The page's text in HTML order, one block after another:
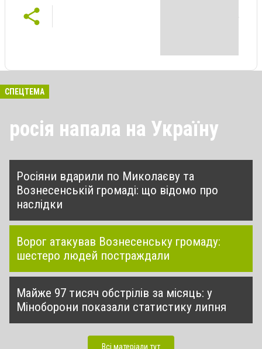
СПЕЦТЕМА
росія напала на Україну
Росіяни вдарили по Миколаєву та
Вознесенській громаді: що відомо про
наслідки
Ворог атакував Вознесенську громаду:
шестеро людей постраждали
Майже 97 тисяч обстрілів за місяць: у
Міноборони показали статистику липня
Всі матеріали тут